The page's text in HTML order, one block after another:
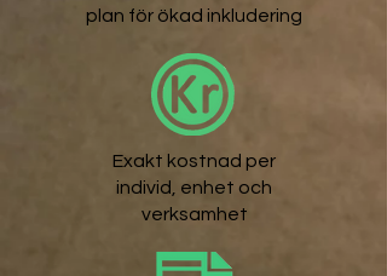
plan för ökad inkludering
Exakt kostnad per
individ, enhet och
verksamhet